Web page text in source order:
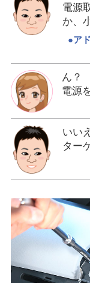
電源
か、
●ア
ん？
電源
いい
ター